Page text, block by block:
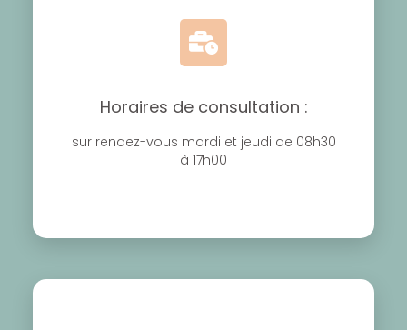
Horaires de consultation :
sur rendez-vous mardi et jeudi de 08h30
à 17h00